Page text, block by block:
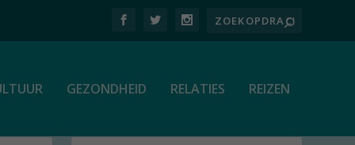
GEZONDHEID RELATIES REIZEN